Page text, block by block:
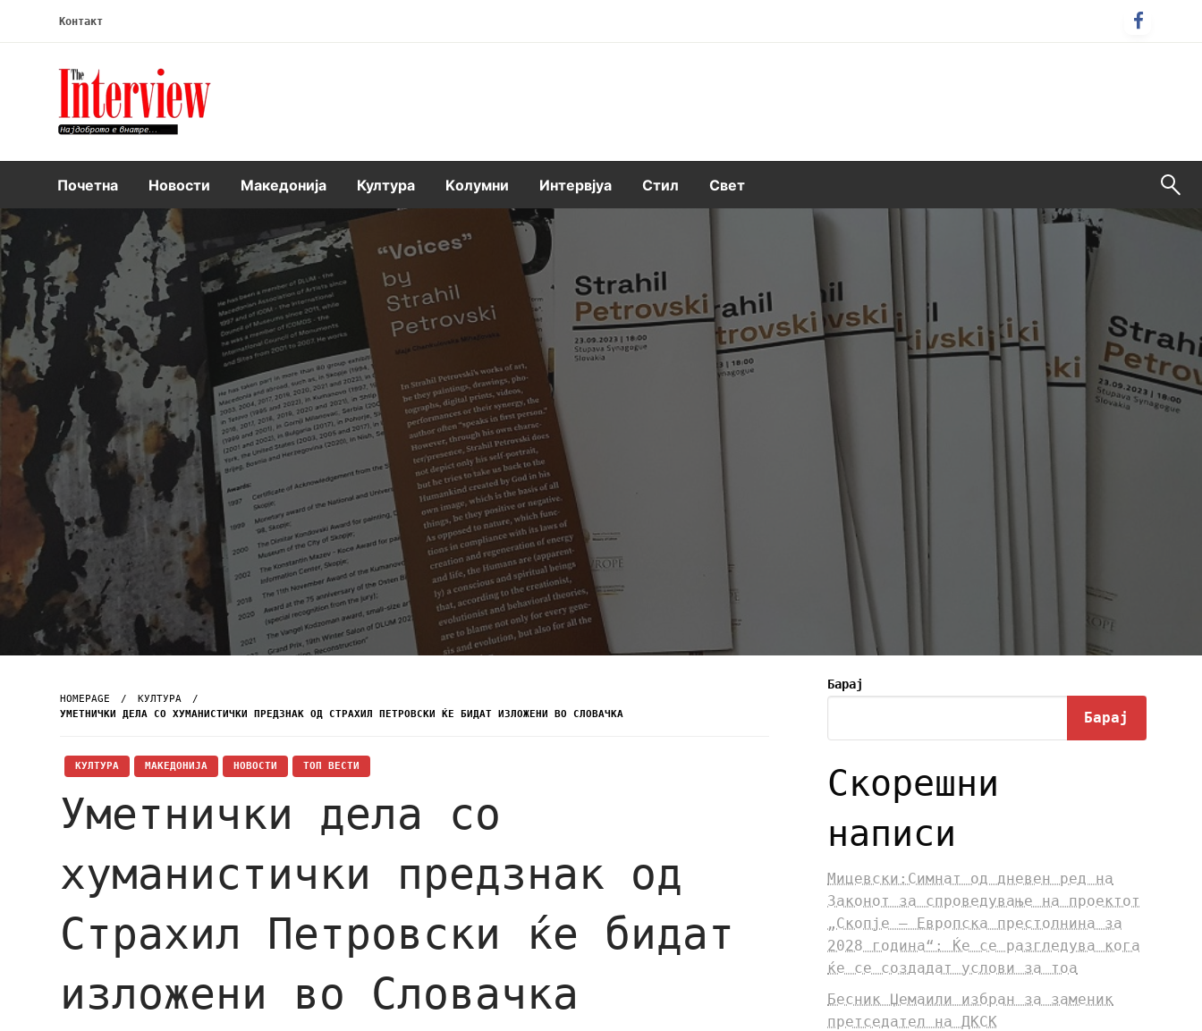
Контакт
Интервју
Почетна Новости Македонија Култура Kолумни Интервјуа Стил Свет
HOMEPAGE
КУЛТУРА
УМЕТНИЧКИ ДЕЛА СО ХУМАНИСТИЧКИ ПРЕДЗНАК ОД СТРАХИЛ ПЕТРОВСКИ ЌЕ БИДАТ ИЗЛОЖЕНИ ВО СЛОВАЧКА
КУЛТУРА МАКЕДОНИЈА НОВОСТИ ТОП ВЕСТИ
Уметнички дела со
хуманистички предзнак од
Страхил Петровски ќе бидат
изложени во Словачка
Барај
Барај
Скорешни
написи
Мицевски:Симнат од дневен ред на
Законот за спроведување на проектот
„Скопје – Европска престолнина за
2028 година“: Ќе се разгледува кога
ќе се создадат услови за тоа
Бесник Џемаили избран за заменик
претседател на ДКСК